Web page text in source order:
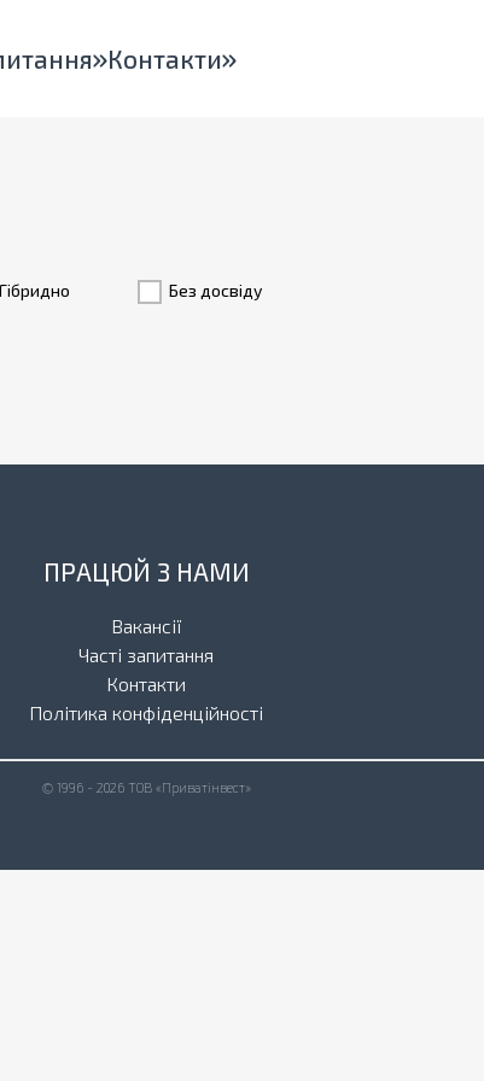
Контакти
Гiбридно Без досвіду
ПРАЦЮЙ З НАМИ
Вакансії
Часті запитання
Контакти
Політика конфіденційності
© 1996 - 2026 ТОВ «Приватінвест»